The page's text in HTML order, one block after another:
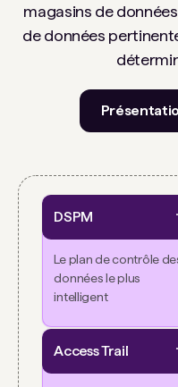
magasins de
de données
DSPM
Le plan de contrôle
données le plus
intelligent
Access Trail